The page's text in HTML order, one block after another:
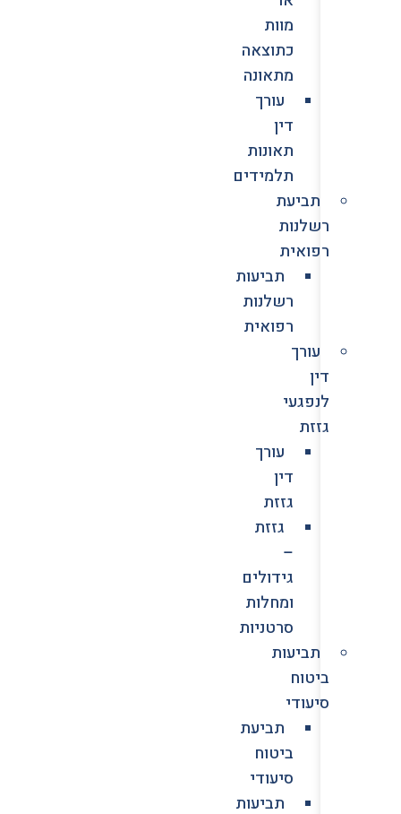
מוות
כתוצאה
מתאונה
עורך
דין
תאונות
תלמידים
תביעת
רשלנות
רפואית
תביעות
רשלנות
רפואית
עורך
דין
לנפגעי
גזזת
עורך
דין
גזזת
גזזת
–
גידולים
ומחלות
סרטניות
תביעות
ביטוח
סיעודי
תביעת
ביטוח
סיעודי
תביעות